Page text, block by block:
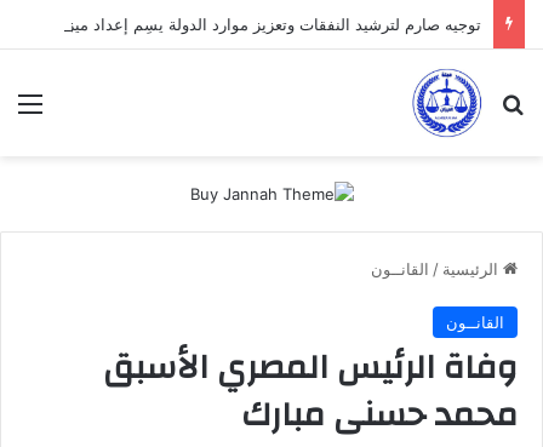
بحث عن
الرئيسية / القانــون
القانــون
وفاة الرئيس المصري الأسبق
محمد حسنى مبارك